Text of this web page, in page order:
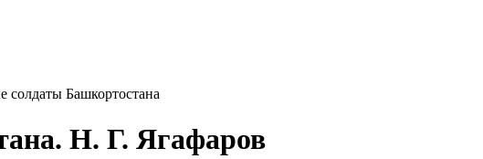
солдаты Башкортостана
Н. Г. Ягафаров